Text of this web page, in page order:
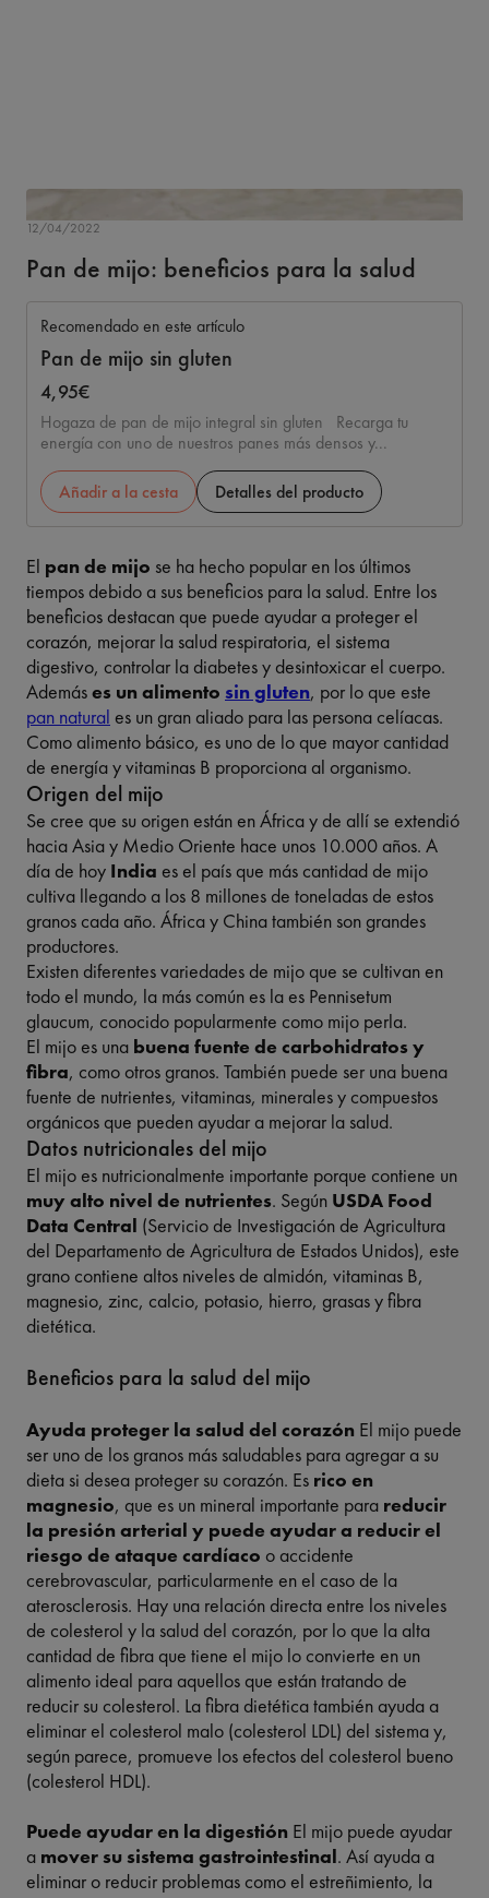
12/04/2022
Pan de mijo: beneficios para la salud
Recomendado en este artículo
Pan de mijo sin gluten
4,95€
Hogaza de pan de mijo integral sin gluten Recarga tu
energía con uno de nuestros panes más densos y...
Añadir a la cesta Detalles del producto
El pan de mijo se ha hecho popular en los últimos
tiempos debido a sus beneficios para la salud. Entre los
beneficios destacan que puede ayudar a proteger el
corazón, mejorar la salud respiratoria, el sistema
digestivo, controlar la diabetes y desintoxicar el cuerpo.
Ademáses un alimento sin gluten, por lo que este
pan natural es un gran aliado para las persona celíacas.
Como alimento básico, es uno de lo que mayor cantidad
de energía y vitaminas B proporciona al organismo.
Origen del mijo
Se cree que su origen están en África y de allí se extendió
hacia Asia y Medio Oriente hace unos 10.000 años. A
día de hoy India es el país que más cantidad de mijo
cultiva llegando a los 8 millones de toneladas de estos
granos cada año. África y China también son grandes
productores.
Existen diferentes variedades de mijo que se cultivan en
todo el mundo, la más común es la es Pennisetum
glaucum, conocido popularmente como mijo perla.
El mijo es una buena fuente de carbohidratos y
fibra, como otros granos. También puede ser una buena
fuente de nutrientes, vitaminas, minerales y compuestos
orgánicos que pueden ayudar a mejorar la salud.
Datos nutricionales del mijo
El mijo es nutricionalmente importante porque contiene un
muy alto nivel de nutrientes. Según USDA Food
Data Central (Servicio de Investigación de Agricultura
del Departamento de Agricultura de Estados Unidos), este
grano contiene altos niveles de almidón, vitaminas B,
magnesio, zinc, calcio, potasio, hierro, grasas y fibra
dietética.
Beneficios para la salud del mijo
Ayuda proteger la salud del corazón El mijo puede
ser uno de los granos más saludables para agregar a su
dieta si desea proteger su corazón. Es rico en
magnesio, que es un mineral importante para reducir
la presión arterial y puede ayudar a reducir el
riesgo de ataque cardíaco o accidente
cerebrovascular, particularmente en el caso de la
aterosclerosis. Hay una relación directa entre los niveles
de colesterol y la salud del corazón, por lo que la alta
cantidad de fibra que tiene el mijo lo convierte en un
alimento ideal para aquellos que están tratando de
reducir su colesterol. La fibra dietética también ayuda a
eliminar el colesterol malo (colesterol LDL) del sistema y,
según parece, promueve los efectos del colesterol bueno
(colesterol HDL).
Puede ayudar en la digestión El mijo puede ayudar
a mover su sistema gastrointestinal. Así ayuda a
eliminar o reducir problemas como el estreñimiento, la